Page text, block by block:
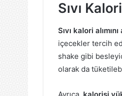
Sıvı
Sıvı kalori
içecekler tercih
shake gibi
olarak da
Ayrıca, kalorisi